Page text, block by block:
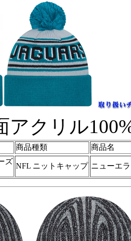
アクリル
商品種類
商品名
ズ
NFL ニットキャップ ニューエ